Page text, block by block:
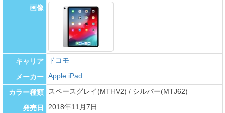
画像
キャリア ドコモ
メーカー Apple iPad
カラー種類 スペースグレイ(MTHV2) / シルバー(MTJ62)
発売日 2018年11月7日